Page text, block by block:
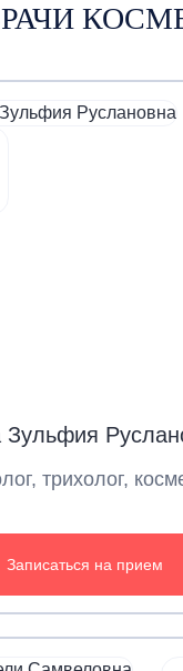
трихолог,
Записаться на прием